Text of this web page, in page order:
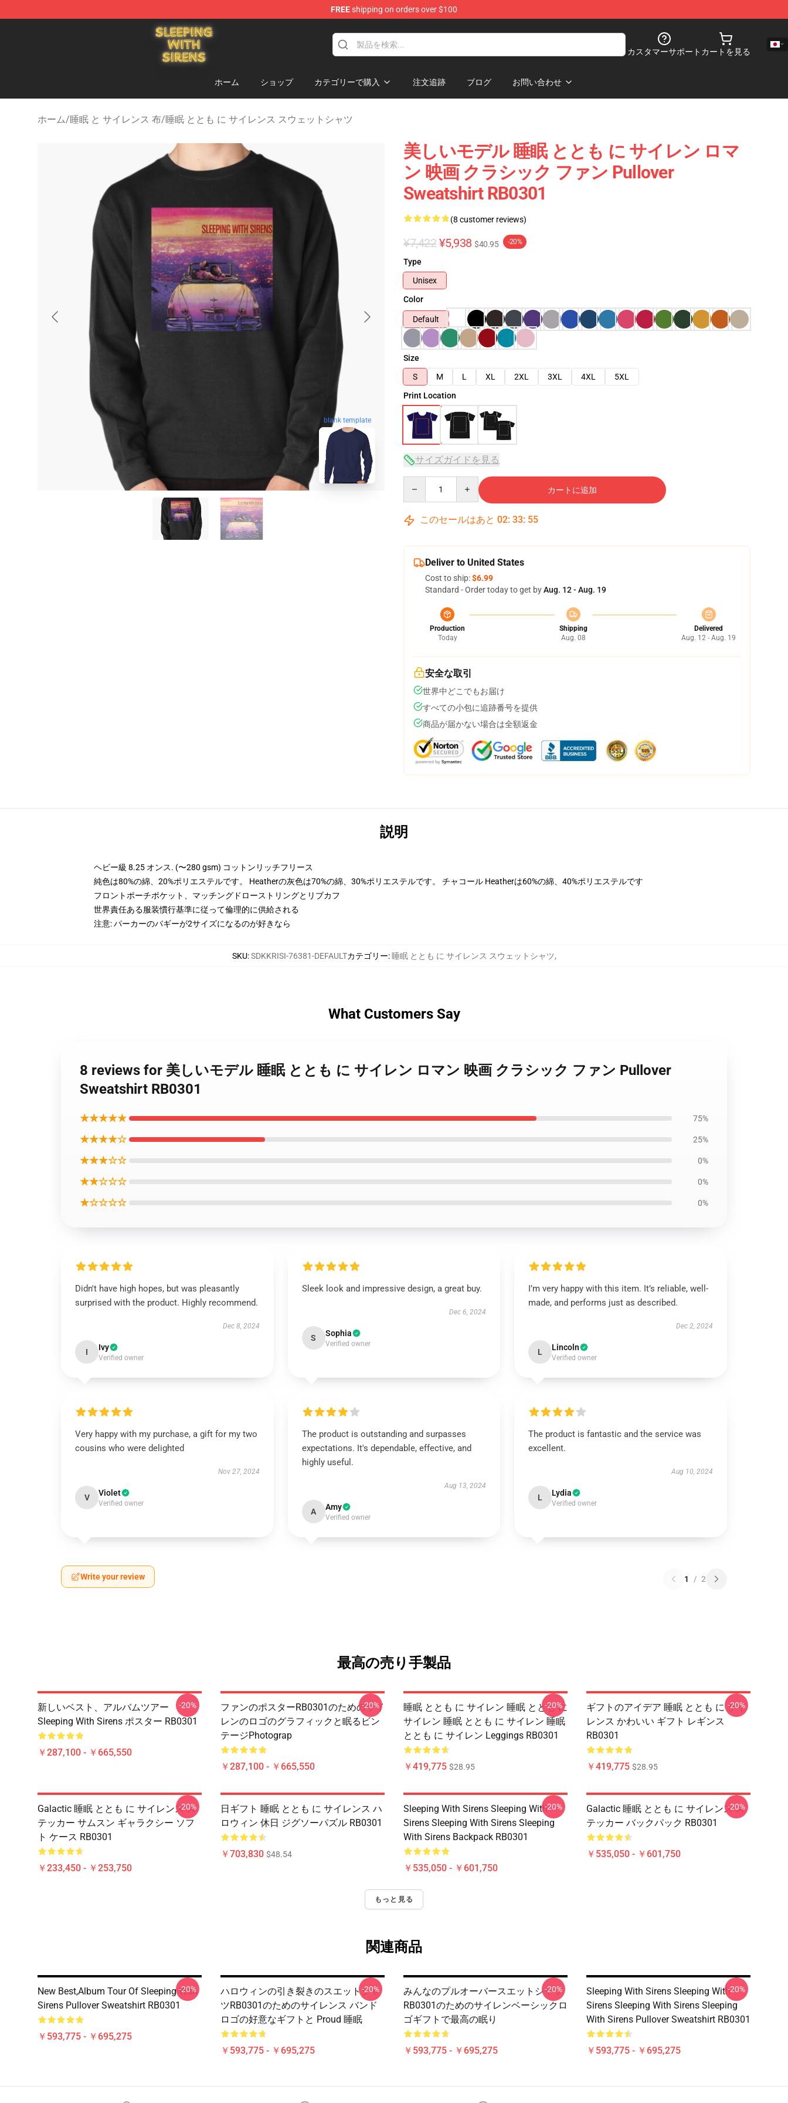
FREEshipping on orders over $100
Sleeping With Sirens Store - Official Sleeping With Sirens Merchandise Shop
カスタマーサポート カートを見る
ホーム ショップ カテゴリーで購入 注文追跡 ブログ お問い合わせ
ホーム/睡眠 と サイレンス 布/睡眠 ととも に サイレンス スウェットシャツ
blank template
美しいモデル 睡眠 ととも に サイレン ロマ
ン 映画 クラシック ファン Pullover
Sweatshirt RB0301
(8 customer reviews)
¥7,422 ¥5,938 $40.95 -20%
Type
Unisex
Color
Default
Size
S
M L XL 2XL 3XL 4XL
5XL
Print Location
サイズガイドを見る
カートに追加
このセールはあと 02: 33: 54
Deliver to United States
Cost to ship:$6.99
Standard - Order today to get byAug. 12 - Aug. 19
Production
Today
Shipping
Aug. 08
Delivered
Aug. 12 - Aug. 19
安全な取引
世界中どこでもお届け
すべての小包に追跡番号を提供
商品が届かない場合は全額返金
説明
ヘビー級 8.25 オンス. (〜280 gsm) コットンリッチフリース
純色は80%の綿、20%ポリエステルです。 Heatherの灰色は70%の綿、30%ポリエステルです。 チャコール Heatherは60%の綿、40%ポリエステルです
フロントポーチポケット、マッチングドローストリングとリブカフ
世界責任ある服装慣行基準に従って倫理的に供給される
注意: パーカーのバギーが2サイズになるのが好きなら
SKU:SDKKRISI-76381-DEFAULTカテゴリー: 睡眠 ととも に サイレンス スウェットシャツ,
What Customers Say
8 reviews for 美しいモデル 睡眠 ととも に サイレン ロマン 映画 クラシック ファン Pullover
Sweatshirt RB0301
★★★★★ 75%
★★★★☆ 25%
★★★☆☆ 0%
★★☆☆☆ 0%
★☆☆☆☆ 0%
Didn't have high hopes, but was pleasantly
surprised with the product. Highly recommend.
Dec 8, 2024
I Ivy
Verified owner
Sleek look and impressive design, a great buy.
Dec 6, 2024
S Sophia
Verified owner
I’m very happy with this item. It’s reliable, well-
made, and performs just as described.
Dec 2, 2024
L Lincoln
Verified owner
Very happy with my purchase, a gift for my two
cousins who were delighted
Nov 27, 2024
V Violet
Verified owner
The product is outstanding and surpasses
expectations. It's dependable, effective, and
highly useful.
Aug 13, 2024
A Amy
Verified owner
The product is fantastic and the service was
excellent.
Aug 10, 2024
L Lydia
Verified owner
Write your review 1 / 2
最高の売り手製品
新しいベスト、アルバムツアー
Sleeping With Sirens ポスター RB0301
￥287,100 - ￥665,550
-20%
ファンのポスターRB0301のためのサイ
レンのロゴのグラフィックと眠るビン
テージPhotograp
￥287,100 - ￥665,550
-20%
睡眠 ととも に サイレン 睡眠 ととも に
サイレン 睡眠 ととも に サイレン 睡眠
ととも に サイレン Leggings RB0301
￥419,775 $28.95
-20%
ギフトのアイデア 睡眠 ととも に サイ
レンス かわいい ギフト レギンス
RB0301
￥419,775 $28.95
-20%
Galactic 睡眠 ととも に サイレンス ス
テッカー サムスン ギャラクシー ソフ
ト ケース RB0301
￥233,450 - ￥253,750
-20%
日ギフト 睡眠 ととも に サイレンス ハ
ロウィン 休日 ジグソーパズル RB0301
￥703,830 $48.54
Sleeping With Sirens Sleeping With
Sirens Sleeping With Sirens Sleeping
With Sirens Backpack RB0301
￥535,050 - ￥601,750
-20%
Galactic 睡眠 ととも に サイレンス ス
テッカー バックパック RB0301
￥535,050 - ￥601,750
-20%
もっと見る
関連商品
New Best,album Tour Of Sleeping With
Sirens Pullover Sweatshirt RB0301
￥593,775 - ￥695,275
-20%
ハロウィンの引き裂きのスエットシャ
ツRB0301のためのサイレンス バンド
ロゴの好意なギフトと Proud 睡眠
￥593,775 - ￥695,275
-20%
みんなのプルオーバースエットシャツ
RB0301のためのサイレンベーシックロ
ゴギフトで最高の眠り
￥593,775 - ￥695,275
-20%
Sleeping With Sirens Sleeping With
Sirens Sleeping With Sirens Sleeping
With Sirens Pullover Sweatshirt RB0301
￥593,775 - ￥695,275
-20%